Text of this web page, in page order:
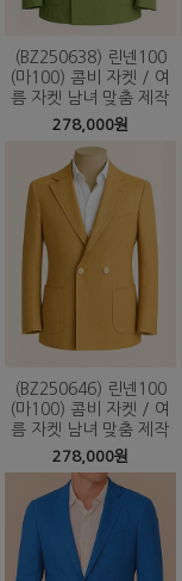
(BZ250638) 린넨100
(마100) 콤비 자켓 / 여
름 자켓 남녀 맞춤 제작
278,000원
(BZ250646) 린넨100
(마100) 콤비 자켓 / 여
름 자켓 남녀 맞춤 제작
278,000원